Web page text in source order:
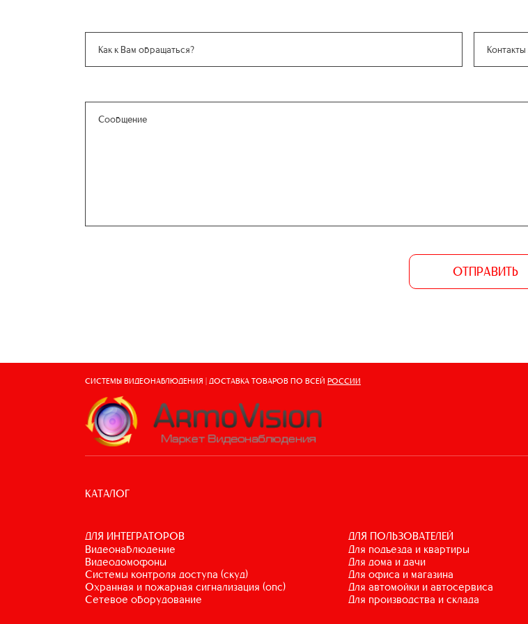
ОТПРАВИТЬ
СИСТЕМЫ ВИДЕОНАБЛЮДЕНИЯ | ДОСТАВКА ТОВАРОВ ПО ВСЕЙ РОССИИ
КАТАЛОГ
ДЛЯ ИНТЕГРАТОРОВ
видеонаблюдение
видеодомофоны
системы контроля доступа (скуд)
охранная и пожарная сигнализация (опс)
сетевое оборудование
ДЛЯ ПОЛЬЗОВАТЕЛЕЙ
для подъезда и квартиры
для дома и дачи
для офиса и магазина
для автомойки и автосервиса
для производства и склада